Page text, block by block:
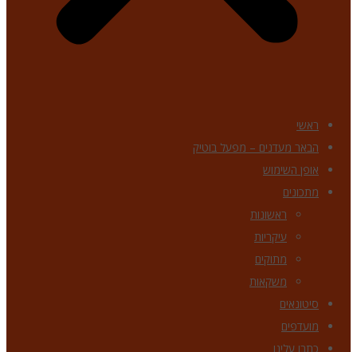
ראשי
הבאר מעדנים – מפעל בוטיק
אופן השימוש
מתכונים
ראשונות
עיקריות
מתוקים
משקאות
סיטונאים
מועדפים
כתבו עלינו